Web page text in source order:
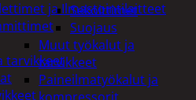
Sekoittimet
Suojaus
Muut työkalut ja
tarvikkeet
Paineilmatyökalut ja
ja Ilmastointilaitteet
tarvikkeet